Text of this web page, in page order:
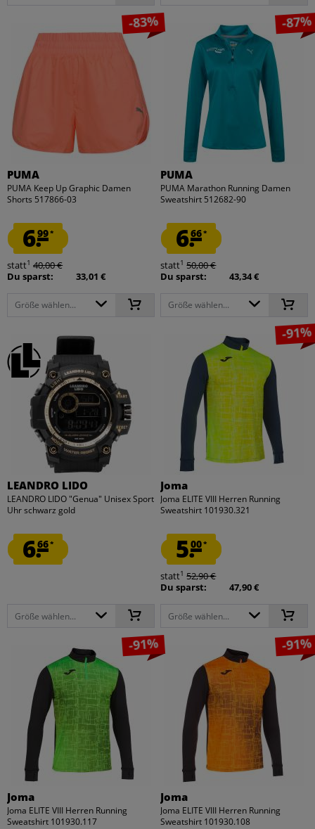
-83%
PUMA
PUMA Keep Up Graphic Damen
Shorts 517866-03
6.99*
statt1 40,00 €
Du sparst:
33,01 €
Größe wählen...
-87%
PUMA
PUMA Marathon Running Damen
Sweatshirt 512682-90
6.66*
statt1 50,00 €
Du sparst:
43,34 €
Größe wählen...
LEANDRO LIDO
LEANDRO LIDO "Genua" Unisex Sport
Uhr schwarz gold
6.66*
Größe wählen...
-91%
Joma
Joma ELITE VIII Herren Running
Sweatshirt 101930.321
5.00*
statt1 52,90 €
Du sparst:
47,90 €
Größe wählen...
-91%
Joma
Joma ELITE VIII Herren Running
Sweatshirt 101930.117
-91%
Joma
Joma ELITE VIII Herren Running
Sweatshirt 101930.108